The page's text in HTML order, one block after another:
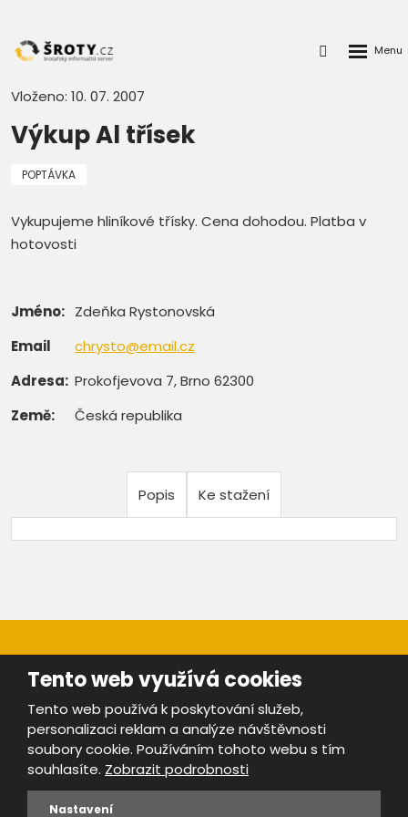
Přihlášení
Vloženo: 10. 07. 2007
Výkup Al třísek
POPTÁVKA
Vykupujeme hliníkové třísky. Cena dohodou. Platba v
hotovosti
Jméno: Zdeňka Rystonovská
Email
chrysto@email.cz
Adresa: Prokofjevova 7, Brno 62300
Země:
Česká republika
Popis Ke stažení
Provozovatel portálu ŠROTY.cz je
Mapa stránek |Bezpečnost a ochrana osobních údajů
Podmínky použití
Tento web využívá cookies
Tento web používá k poskytování služeb,
personalizaci reklam a analýze návštěvnosti
soubory cookie. Používáním tohoto webu s tím
souhlasíte. Zobrazit podrobnosti
Nastavení